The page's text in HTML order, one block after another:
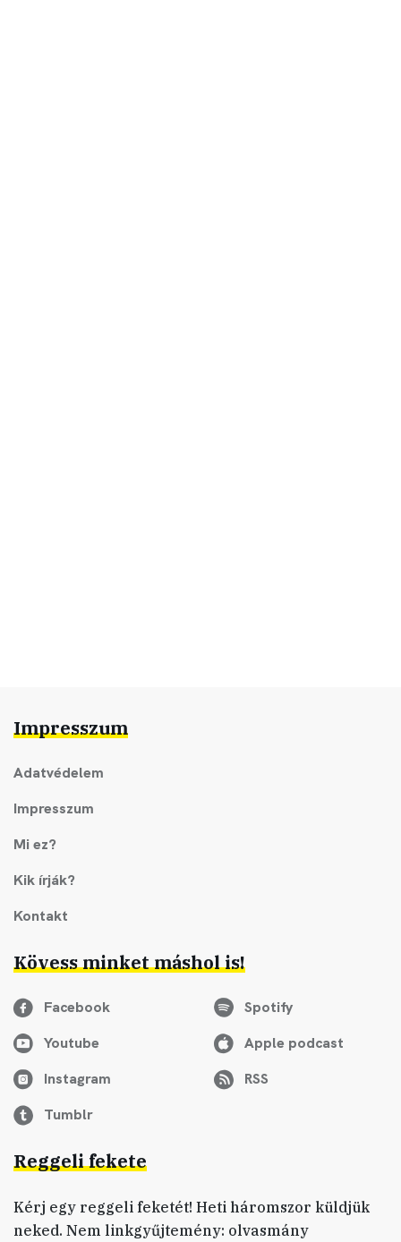
Impresszum
Adatvédelem
Impresszum
Mi ez?
Kik írják?
Kontakt
Kövess minket máshol is!
Facebook
Youtube
Instagram
Tumblr
Spotify
Apple podcast
RSS
Reggeli fekete
Kérj egy reggeli feketét! Heti háromszor küldjük
neked. Nem linkgyűjtemény: olvasmány